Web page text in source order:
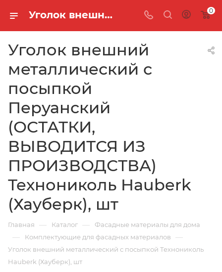
Уголок внешний металлический с посыпкой Перуанский (ОСТАТКИ, ВЫВОДИТСЯ ИЗ ПРОИЗВОДСТВА) Технониколь Hauberk (Хауберк), шт 0
Уголок внешний
металлический с
посыпкой
Перуанский
(ОСТАТКИ,
ВЫВОДИТСЯ ИЗ
ПРОИЗВОДСТВА)
Технониколь Hauberk
(Хауберк), шт
Главная — Каталог — Фасадные материалы для дома
— Комплектующие для фасадных материалов —
Уголок внешний металлический с посыпкой Технониколь
Hauberk (Хауберк), шт